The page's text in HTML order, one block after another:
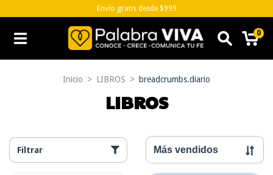
Envío gratis desde $999
0
Inicio > LIBROS > breadcrumbs.diario
LIBROS
Filtrar